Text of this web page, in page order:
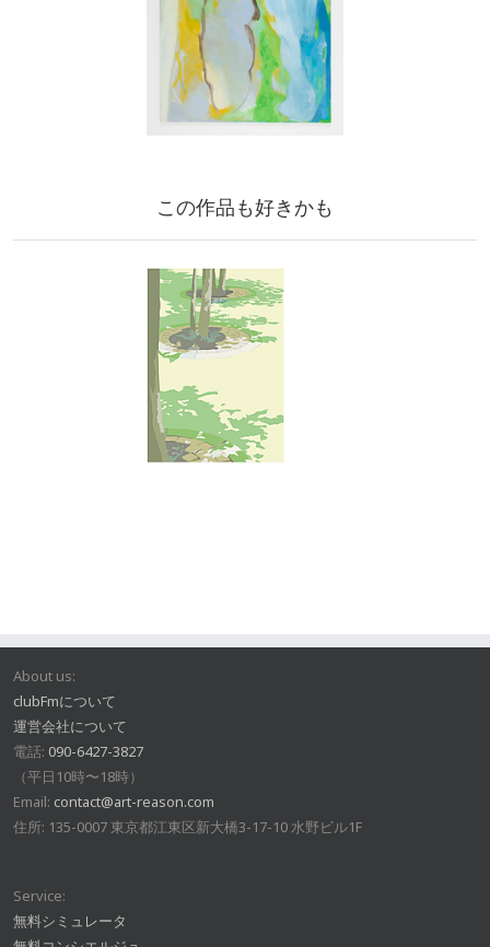
この作品も好きかも
About us:
clubFmについて
運営会社について
電話: 090-6427-3827
（平日10時〜18時）
Email: contact@art-reason.com
住所: 135-0007 東京都江東区新大橋3-17-10 水野ビル1F
Service:
無料シミュレータ